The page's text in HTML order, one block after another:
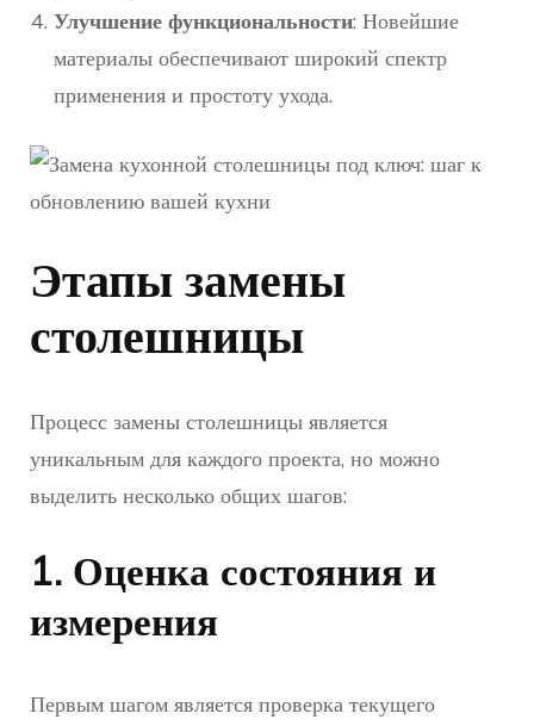
Улучшение функциональности: Новейшие
материалы обеспечивают широкий спектр
применения и простоту ухода.
Этапы замены
столешницы
Процесс замены столешницы является
уникальным для каждого проекта, но можно
выделить несколько общих шагов:
1. Оценка состояния и
измерения
Первым шагом является проверка текущего